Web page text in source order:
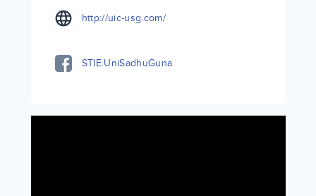
http://uic-usg.com/
STIE.UniSadhuGuna